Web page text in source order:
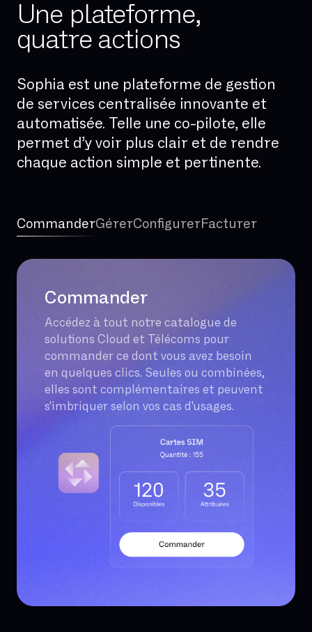
Une plateforme,
quatre actions
Sophia est une plateforme de gestion
de services centralisée innovante et
automatisée. Telle une co-pilote, elle
permet d’y voir plus clair et de rendre
chaque action simple et pertinente.
CommanderGérerConfigurerFacturer
Commander
Accédez à tout notre catalogue de
solutions Cloud et Télécoms pour
commander ce dont vous avez besoin
en quelques clics. Seules ou combinées,
elles sont complémentaires et peuvent
s'imbriquer selon vos cas d'usages.